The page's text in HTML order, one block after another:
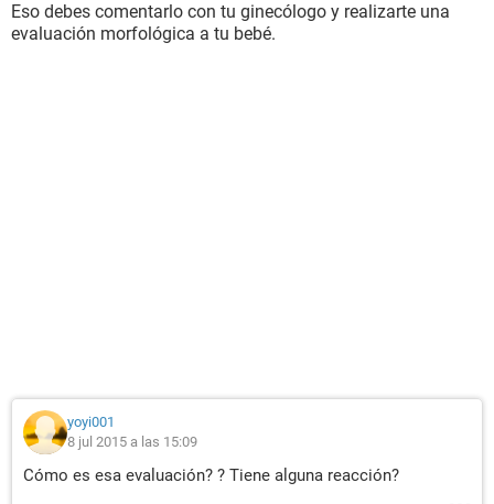
Eso debes comentarlo con tu ginecólogo y realizarte una
evaluación morfológica a tu bebé.
yoyi001
8 jul 2015 a las 15:09
Cómo es esa evaluación? ? Tiene alguna reacción?